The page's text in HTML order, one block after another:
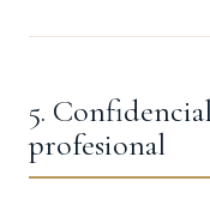
5.
profesional